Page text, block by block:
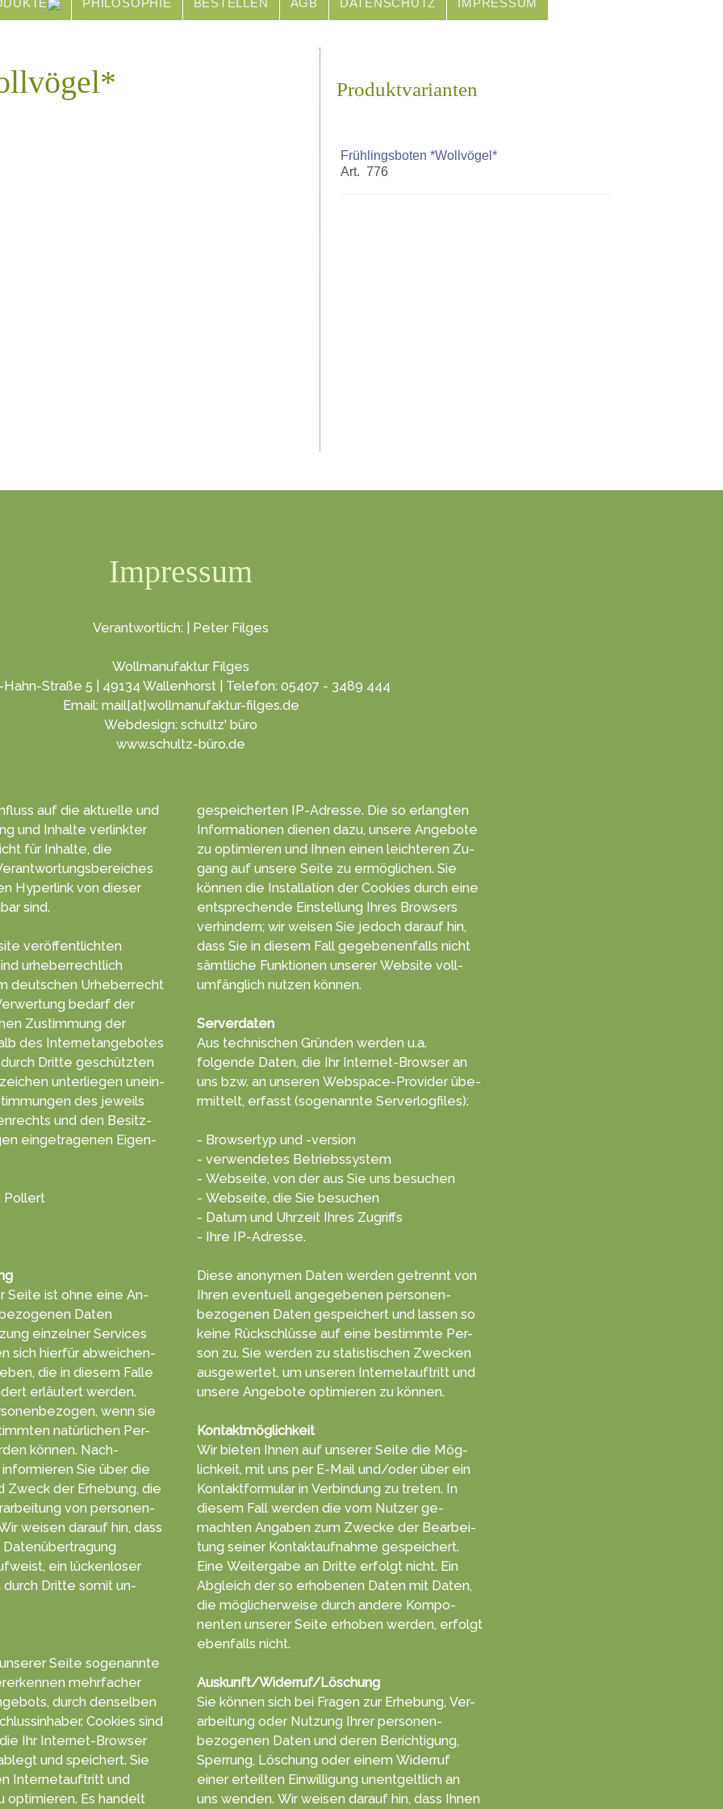
PHILOSOPHIE BESTELLEN AGB DATENSCHUTZ IMPRESSUM
Produktvarianten
Frühlingsboten *Wollvögel*
Art. 776
Impressum
Verantwortlich: | Peter Filges
Wollmanufaktur Filges
Straße 5 | 49134 Wallenhorst | Telefon: 05407 - 3489 444
Email: mail[at]wollmanufaktur-filges.de
Webdesign: schultz' büro
www.schultz-büro.de
auf die aktuelle und
und Inhalte verlinkter
für Inhalte, die
sind.
veröffentlichten
urheber­rechtlich
bedarf der
der
des Internetangebotes
geschützten
unter­liegen unein­
des jeweils
und den Besitz­
einge­tragenen Eigen­
Pollert
Seite ist ohne eine An­
Daten
einzelner Ser­vices
sich hierfür ab­wei­chen­
die in diesem Falle
erläu­tert werden.
wenn sie
na­tür­lichen Per­
können. Nach­
Sie über die
Zweck der Er­he­bung, die
von personen­
ein lücken­loser
durch Dritte somit un­
Seite so­genann­te
mehr­facher
durch den­selben
Cookies sind
Ihr Inter­net-Browser
und spei­chert. Sie
Inter­netauf­tritt und
opti­mie­ren. Es han­delt
ge­speicher­ten ­IP-Adresse. Die so er­langten
Infor­matio­nen die­nen da­zu, unsere An­gebo­te
zu opti­mie­ren und Ihnen einen leich­teren Zu­
gang auf unsere Sei­te zu ermög­lichen. Sie
kön­nen die In­stal­la­tion der Cookies durch eine
ent­sprechen­de Ein­stel­lung Ihres Browsers
ver­hindern; wir wei­sen Sie je­doch da­rauf hin,
dass Sie in diesem Fall ge­ge­benen­falls nicht
sämt­liche Funk­tionen unserer Web­site voll­
umfäng­lich nut­zen kön­nen.
Serverdaten
Aus tech­nischen Gründ­en werden u.a.
folgende Da­ten, die Ihr Inter­net-Browser an
uns bzw. an unseren Web­space-Provider übe­
rmittelt, erf­asst (soge­nannte Serve­rlogf­iles):
- Browsertyp und -version
- verwendetes Betriebssystem
- Webseite, von der aus Sie uns besuchen
- Webseite, die Sie besuchen
- Datum und Uhrzeit Ihres Zugriffs
- Ihre IP-Adresse.
Diese anonymen Daten wer­den getrennt von
Ihren even­tuell ange­gebenen personen­
bezogenen Da­ten ge­speichert und lassen so
keine Rück­schlüsse auf eine be­stimmte Per­
son zu. Sie wer­den zu statis­tischen Zwecken
aus­gewertet, um unseren Internet­auftritt und
unsere An­gebote opti­mieren zu kön­nen.
Kontaktmöglichkeit
Wir bieten Ihnen auf unserer Sei­te die Mög­
lich­keit, mit uns per E-Mail und/oder über ein
Kontakt­formu­lar in Ver­bin­dung zu tret­en. In
die­sem Fall werden die vom Nut­zer ge­
machten An­gab­en zum Zwecke der Be­arbei­
tung seiner Kontakt­aufnahme ge­speichert.
Eine Weiter­gabe an Dritte erfolgt nicht. Ein
Ab­gleich der so erho­benen Da­ten mit Da­ten,
die mög­licher­weise durch andere Kompo­
nenten unserer Sei­te erhoben werden, er­folgt
eben­falls nicht.
Auskunft/Widerruf/Löschung
Sie können sich bei Fra­gen zur Er­heb­ung, Ver­
arbei­tung oder Nut­zung Ihrer personen­
bezoge­nen Da­ten und deren Berich­tigung,
Sper­rung, Lö­schung oder einem Wider­ruf
einer erteil­ten Ein­willigung unent­gelt­lich an
uns wen­den. Wir wei­sen darauf hin, dass Ihnen